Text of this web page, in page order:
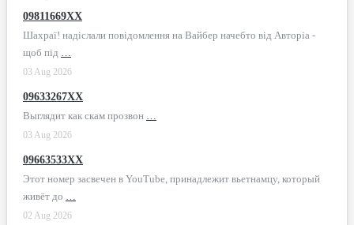
09811669XX
Шахраї! надіслали повідомлення на Вайбер начебто від Авторіа -
щоб під …
03 Aug 2026
09633267XX
Выглядит как скам прозвон …
03 Aug 2026
09663533XX
Этот номер засвечен в YouTube, принадлежит вьетнамцу, который
живёт до …
02 Aug 2026